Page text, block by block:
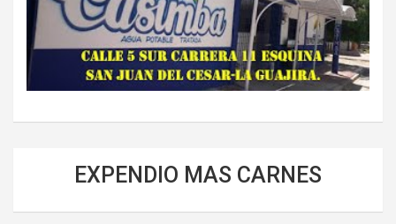
EXPENDIO MAS CARNES